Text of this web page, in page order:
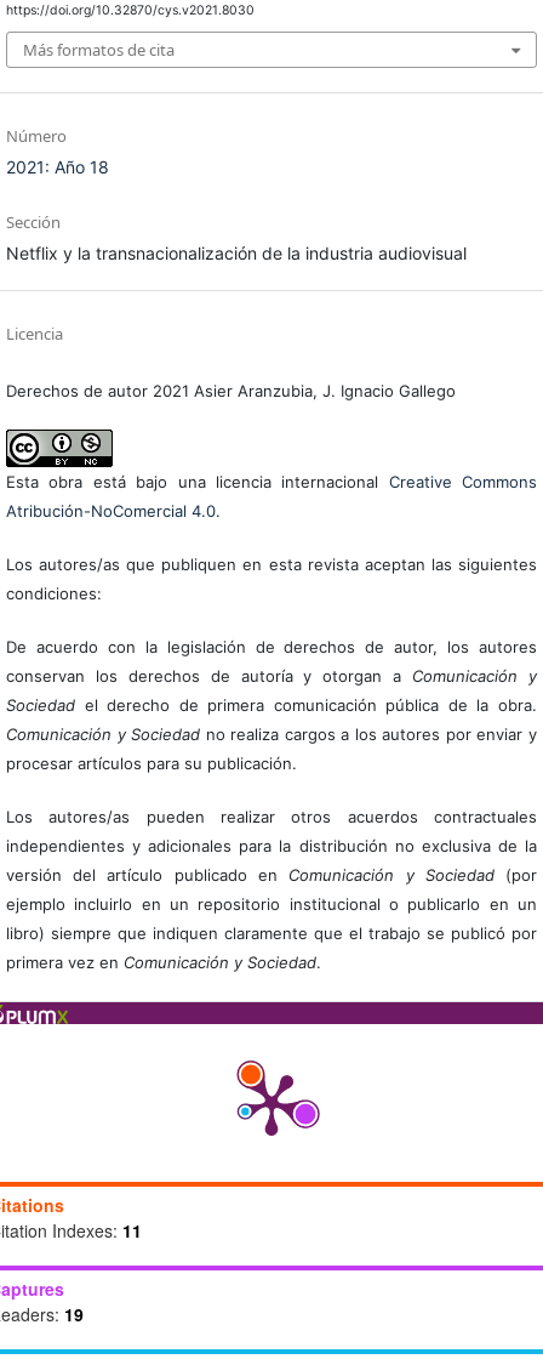
https://doi.org/10.32870/cys.v2021.8030
Más formatos de cita
Número
2021: Año 18
Sección
Netflix y la transnacionalización de la industria audiovisual
Licencia
Derechos de autor 2021 Asier Aranzubia, J. Ignacio Gallego
Esta obra está bajo una licencia internacional Creative Commons
Atribución-NoComercial 4.0.
Los autores/as que publiquen en esta revista aceptan las siguientes
condiciones:
De acuerdo con la legislación de derechos de autor, los autores
conservan los derechos de autoría y otorgan a Comunicación y
Sociedadel derecho de primera comunicación pública de la obra.
Comunicación y Sociedad no realiza cargos a los autores por enviar y
procesar artículos para su publicación.
Los autores/as pueden realizar otros acuerdos contractuales
independientes y adicionales para la distribución no exclusiva de la
versión del artículo publicado en Comunicación y Sociedad(por
ejemplo incluirlo en un repositorio institucional o publicarlo en un
libro) siempre que indiquen claramente que el trabajo se publicó por
primera vez en Comunicación y Sociedad.
Indexes: 11
19